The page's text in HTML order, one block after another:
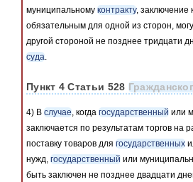
муниципальному контракту, заключение
обязательным для одной из сторон,
другой стороной не позднее тридцати
суда
Пункт 4 Статьи 528
4) В случае, когда государственный или
заключается по результатам торгов на
поставку товаров для государственных
нужд, государственный или
быть заключен не позднее двадцати